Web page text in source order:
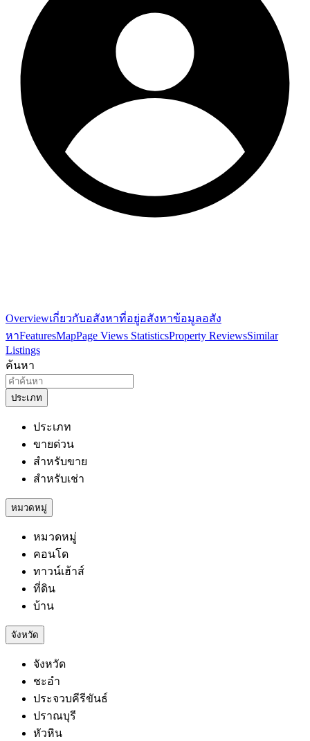
Overviewเกี่ยวกับอสังหาที่อยู่อสังหาข้อมูลอสัง
หาFeaturesMapPage Views StatisticsProperty ReviewsSimilar
Listings
ค้นหา
ประเภท
ประเภท
ขายด่วน
สำหรับขาย
สำหรับเช่า
หมวดหมู่
หมวดหมู่
คอนโด
ทาวน์เฮ้าส์
ที่ดิน
บ้าน
จังหวัด
จังหวัด
ชะอำ
ประจวบคีรีขันธ์
ปราณบุรี
หัวหิน